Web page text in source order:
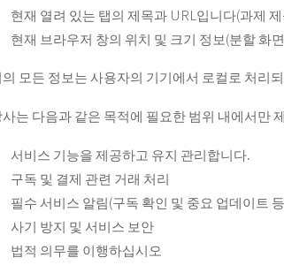
현재 열려 있는 탭의 제목과 URL입니다(과제
현재 브라우저 창의 위치 및 크기 정보(분할 화
모든 정보는 사용자의 기기에서 로컬로 처리
는 다음과 같은 목적에 필요한 범위 내에서만
서비스 기능을 제공하고 유지 관리합니다.
구독 및 결제 관련 거래 처리
필수 서비스 알림(구독 확인 및 중요 업데이트
사기 방지 및 서비스 보안
법적 의무를 이행하십시오